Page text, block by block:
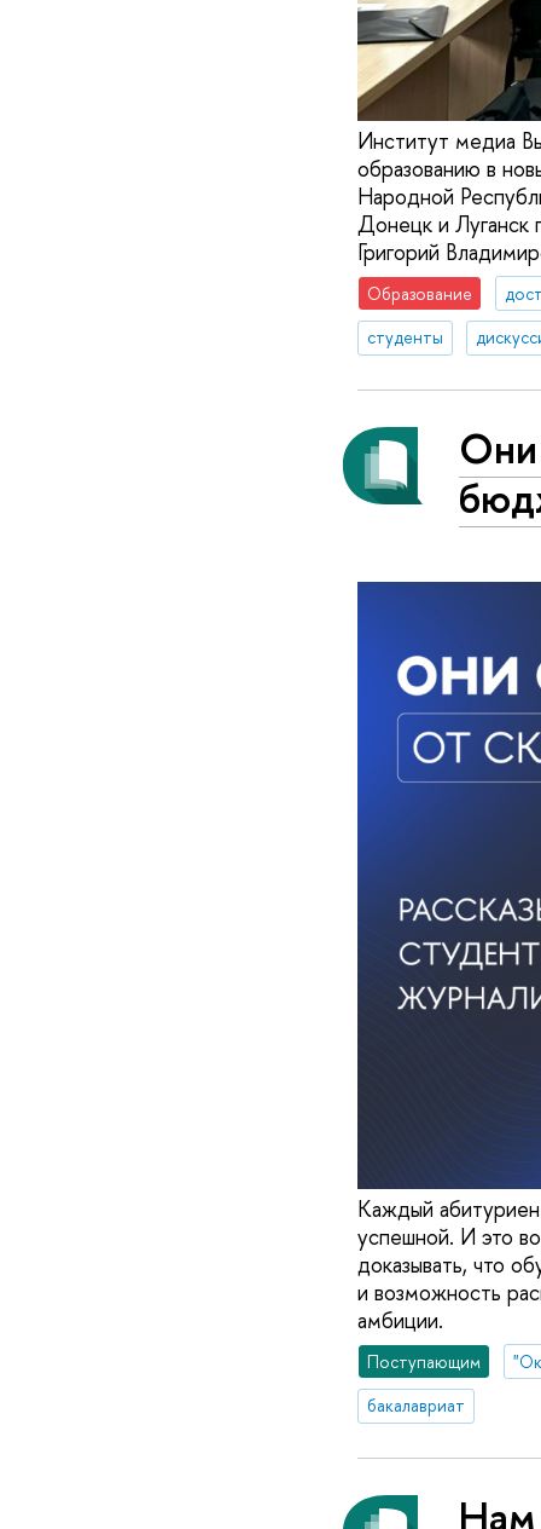
Институт медиа
образованию в
Народной
Донецк и Луганск
Григорий
Образование
студенты
Каждый
успешной. И это
доказывать, что
и возможность
амбиции.
Поступающим
бакалавриат
Нам